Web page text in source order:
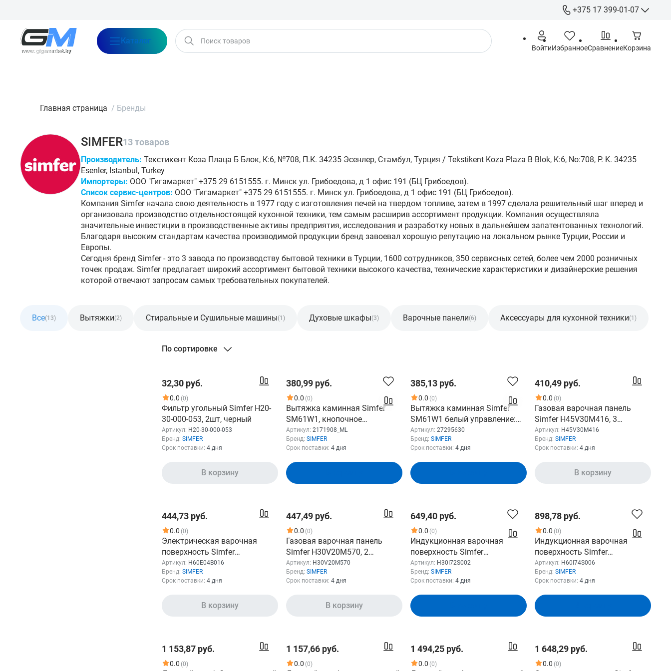
+375 17 399-01-07
+375 17 399-
+375 29 555-
- г. Минск ул.
Каталог
ВойтиИзбранноеСравнениеКорзина
Главная страница / Бренды
SIMFER13 товаров
Производитель: Текстикент Коза Плаца Б Блок, К:6, №708, П.К. 34235 Эсенлер, Стамбул, Турция / Tekstikent Koza Plaza B Blok, K:6, No:708, P. K. 34235
Esenler, Istanbul, Turkey
Импортеры: ООО "Гигамаркет" +375 29 6151555. г. Минск ул. Грибоедова, д 1 офис 191 (БЦ Грибоедов).
Список сервис-центров: ООО "Гигамаркет" +375 29 6151555. г. Минск ул. Грибоедова, д 1 офис 191 (БЦ Грибоедов).
Компания Simfer начала свою деятельность в 1977 году с изготовления печей на твердом топливе, затем в 1997 сделала решительный шаг вперед и
организовала производство отдельностоящей кухонной техники, тем самым расширив ассортимент продукции. Компания осуществляла
значительные инвестиции в производственные активы предприятия, исследования и разработку новых в дальнейшем запатентованных технологий.
Благодаря высоким стандартам качества производимой продукции бренд завоевал хорошую репутацию на локальном рынке Турции, России и
Европы.
Сегодня бренд Simfer - это 3 завода по производству бытовой техники в Турции, 1600 сотрудников, 350 сервисных сетей, более чем 2000 розничных
точек продаж. Simfer предлагает широкий ассортимент бытовой техники высокого качества, технические характеристики и дизайнерские решения
которой отвечают запросам самых требовательных покупателей.
Все(13) Вытяжки(2) Стиральные и Сушильные машины(1) Духовые шкафы(3) Варочные панели(6) Аксессуары для кухонной техники(1)
По сортировке
32,30 руб.
0.0 (0)
Фильтр угольный Simfer H20-
30-000-053, 2шт, черный
Артикул: H20-30-000-053
Бренд: SIMFER
Срок поставки: 4 дня
В корзину
380,99 руб.
0.0 (0)
Вытяжка каминная Simfer
SM61W1, кнопочное
управление, белый
Артикул: 2171908_ML
Бренд: SIMFER
Срок поставки: 4 дня
385,13 руб.
0.0 (0)
Вытяжка каминная Simfer
SM61W1 белый управление:
кнопочное 1 мотор (27295630)
Артикул: 27295630
Бренд: SIMFER
Срок поставки: 4 дня
410,49 руб.
0.0 (0)
Газовая варочная панель
Simfer H45V30M416, 3
конфорки, нержавеющая
сталь, серый
Артикул: H45V30M416
Бренд: SIMFER
Срок поставки: 4 дня
В корзину
444,73 руб.
0.0 (0)
Электрическая варочная
поверхность Simfer
H60E04B016, конфорок: 4 шт.,
эмаль, независимая,
нержавеющая сталь
Артикул: H60E04B016
Бренд: SIMFER
Срок поставки: 4 дня
В корзину
447,49 руб.
0.0 (0)
Газовая варочная панель
Simfer H30V20M570, 2
конфорки, нержавеющая
сталь, серый
Артикул: H30V20M570
Бренд: SIMFER
Срок поставки: 4 дня
В корзину
649,40 руб.
0.0 (0)
Индукционная варочная
поверхность Simfer
H30I72S002, конфорок: 2 шт.,
стеклокерамика, независимая,
черный
Артикул: H30I72S002
Бренд: SIMFER
Срок поставки: 4 дня
898,78 руб.
0.0 (0)
Индукционная варочная
поверхность Simfer
H60I74S006, стеклокерамика,
независимая, черный
Артикул: H60I74S006
Бренд: SIMFER
Срок поставки: 4 дня
1 153,87 руб.
0.0 (0)
1 157,66 руб.
0.0 (0)
1 494,25 руб.
0.0 (0)
1 648,29 руб.
0.0 (0)